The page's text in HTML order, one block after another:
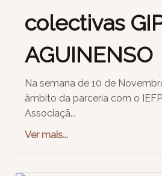
colectivas
AGUINENSO
Na semana de 10 de
âmbito da parceria com o
Associaçã...
Ver mais...